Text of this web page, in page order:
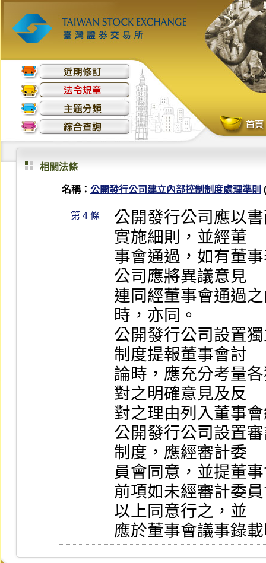
相關法條
名稱： 公開發行公司建立內部控制制度處理準則
第 4 條
公開發行公司應以
實施細則，並經董
事會通過，如有董
公司應將異議意見
連同經董事會通過
時，亦同。
公開發行公司設置
制度提報董事會討
論時，應充分考量
對之明確意見及反
對之理由列入董事
公開發行公司設置
制度，應經審計委
員會同意，並提董
前項如未經審計委
以上同意行之，並
應於董事會議事錄